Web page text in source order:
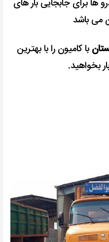
ها برای جابجایی بار های
می باشد
با کامیون را با بهترین
بخواهید.